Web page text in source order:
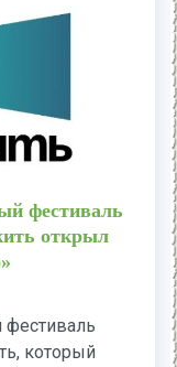
фестиваль
открыл
который